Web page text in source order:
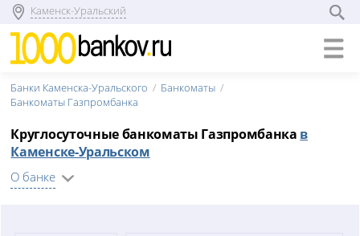
Каменск-Уральский
Банки Каменска-Уральского
Банкоматы
Банкоматы Газпромбанка
Круглосуточные банкоматы Газпромбанка в
Каменске-Уральском
О банке